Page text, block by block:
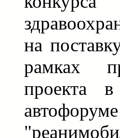
на
рамках
проекта